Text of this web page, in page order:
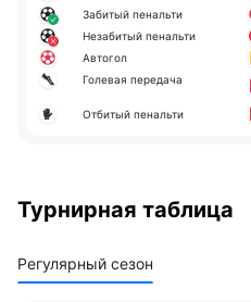
Забитый пенальти
Незабитый пенальти
Автогол
Голевая передача
Отбитый пенальти
Турнирная таблица
Регулярный сезон